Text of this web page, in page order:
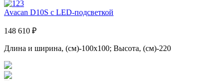
Avacan D10S с LED-подсветкой
148 610 ₽
Длина и ширина, (см)-100x100; Высота, (см)-220